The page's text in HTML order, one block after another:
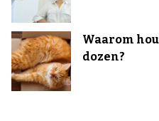
Waarom
dozen?